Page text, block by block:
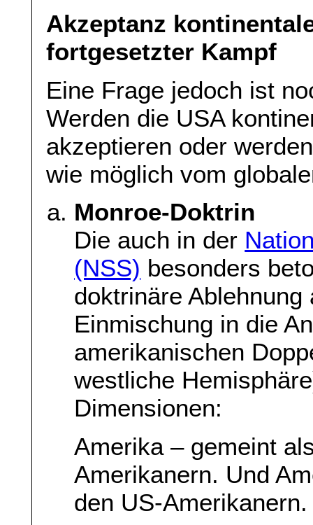
Akzeptanz
fortgesetzter Kampf
Eine Frage jedoch ist
Werden die USA
akzeptieren oder
wie möglich vom
Monroe-Doktrin
Die auch in der
(NSS) besonders
doktrinäre
Einmischung in die
amerikanischen
westliche
Dimensionen:
Amerika – gemeint
Amerikanern. Und
den US-Amerikanern.